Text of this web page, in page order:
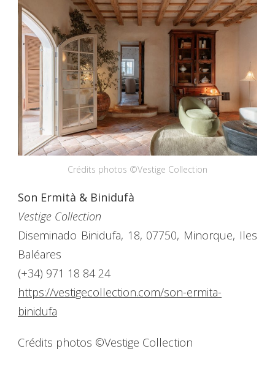
Crédits photos ©Vestige Collection
Son Ermità & Binidufà
Vestige Collection
Diseminado Binidufa, 18, 07750, Minorque, Iles
Baléares
(+34) 971 18 84 24
https://vestigecollection.com/son-ermita-
binidufa
Crédits photos ©Vestige Collection